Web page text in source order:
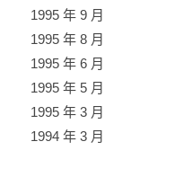
1995 年 9 月
1995 年 8 月
1995 年 6 月
1995 年 5 月
1995 年 3 月
1994 年 3 月